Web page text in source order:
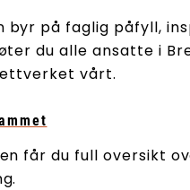
byr på faglig påfyll,
du alle ansatte i
vårt.
får du full oversikt